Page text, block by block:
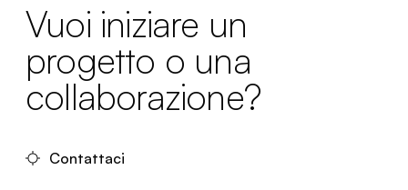
Vuoi iniziare un
progetto o una
collaborazione?
Contattaci